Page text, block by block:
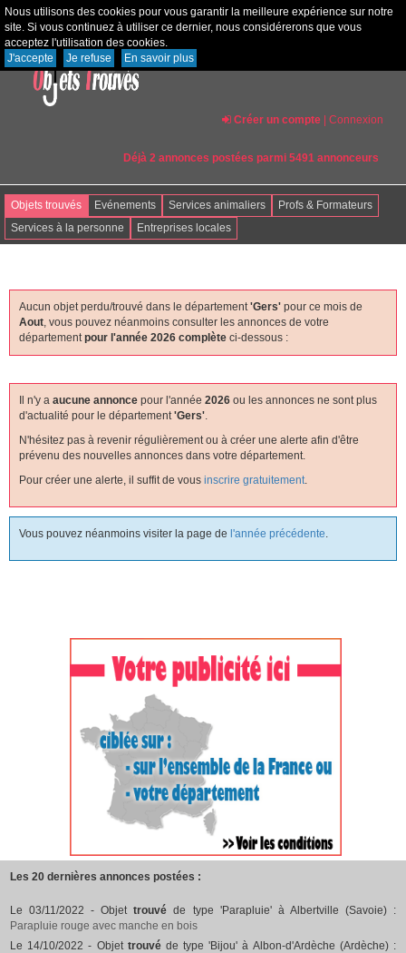
Nous utilisons des cookies pour vous garantir la meilleure expérience sur notre
site. Si vous continuez à utiliser ce dernier, nous considérerons que vous
acceptez l'utilisation des cookies.
J'accepte
Je refuse En savoir plus
Créer un compte Connexion
Déjà 2 annonces postées parmi 5491 annonceurs
Objets trouvés Evénements Services animaliers
Profs & Formateurs
Services à la personne
Entreprises locales
Aucun objet perdu/trouvé dans le département'gers' pour ce mois de
Aout, vous pouvez néanmoins consulter les annonces de votre
départementpour l'année 2026 complète ci-dessous :
Il n'y a aucune annonce pour l'année 2026 ou les annonces ne sont plus
d'actualité pour le département'gers'.
N'hésitez pas à revenir régulièrement ou à créer une alerte afin d'être
prévenu des nouvelles annonces dans votre département.
Pour créer une alerte, il suffit de vous inscrire gratuitement.
Vous pouvez néanmoins visiter la page de l'année précédente.
Les 20 dernières annonces postées :
Le 03/11/2022 - Objettrouvé de type 'Parapluie' à Albertville (Savoie) :
Parapluie rouge avec manche en bois
Le 14/10/2022 - Objet trouvéde type 'Bijou' à Albon-d'Ardèche (Ardèche) :